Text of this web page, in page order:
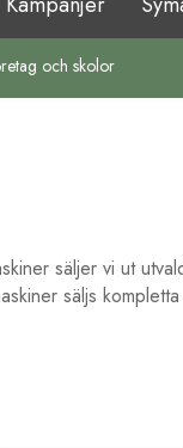
och skolor
säljer vi ut
säljs